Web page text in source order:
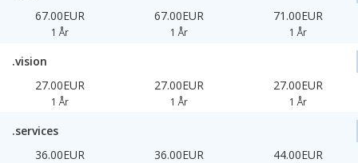
67.00EUR
1 År
67.00EUR
1 År
71.00EUR
1 År
.vision
27.00EUR
1 År
27.00EUR
1 År
27.00EUR
1 År
.services
36.00EUR
36.00EUR 44.00EUR